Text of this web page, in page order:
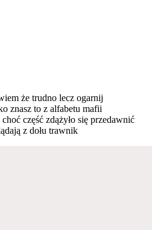
że trudno lecz ogarnij
znasz to z alfabetu mafii
część zdążyło się przedawnić
z dołu trawnik